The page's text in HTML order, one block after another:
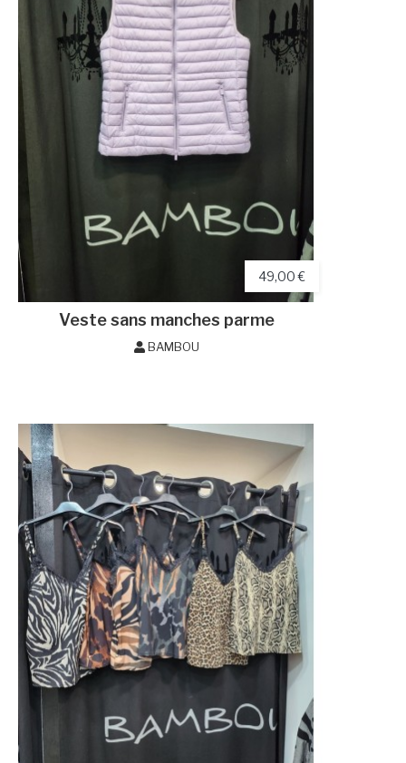
49,00 €
Veste sans manches parme
BAMBOU